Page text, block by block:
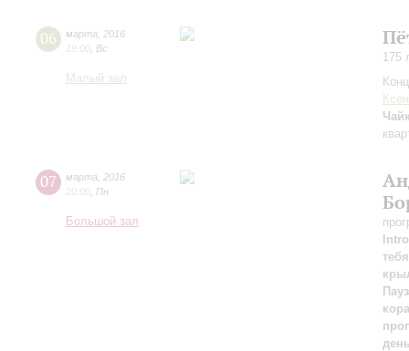
06 марта
2016
19:00 Вс
Малый зал
175
07 марта
2016
20:00 Пн
Большой зал
Intro
тебя